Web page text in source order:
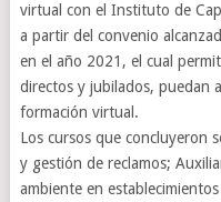
virtual con el Instituto de
a partir del convenio
en el año 2021, el cual
directos y jubilados, puedan
formación virtual.
Los cursos que concluyeron
y gestión de reclamos;
ambiente en